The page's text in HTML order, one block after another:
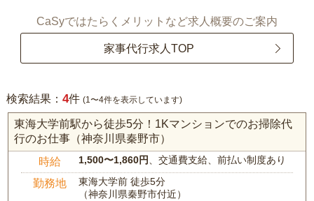
CaSyではたらくメリットなど求人概要のご案内
家事代行求人TOP
検索結果： 4件 (1〜4件を表示しています)
東海大学前駅から徒歩5分！1Kマンションでのお掃除代
行のお仕事（神奈川県秦野市）
時給 1,500〜1,860円、交通費支給、前払い制度あり
勤務地
東海大学前 徒歩5分
（神奈川県秦野市付近）